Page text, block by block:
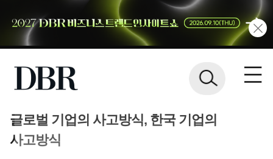
글로벌 기업의 사고방식, 한국 기업의
사고방식